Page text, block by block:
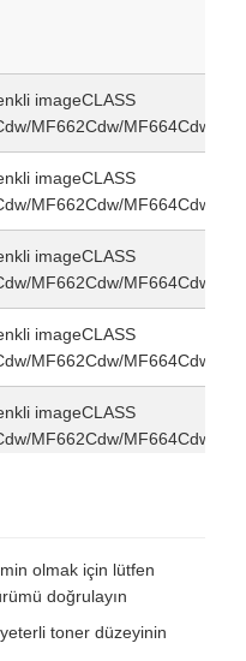
imageCLASS
MF662Cdw/MF664Cdw/
imageCLASS
MF662Cdw/MF664Cdw/
imageCLASS
MF662Cdw/MF664Cdw/
imageCLASS
MF662Cdw/MF664Cdw/
imageCLASS
MF662Cdw/MF664Cdw/
imageCLASS
MF662Cdw/MF664Cdw/
imageCLASS
olmak için lütfen
doğrulayın
toner düzeyinin